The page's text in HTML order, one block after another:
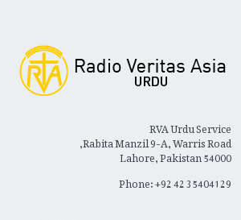
RVA Urdu Service
Rabita Manzil 9-A, Warris Road,
Lahore, Pakistan 54000
Phone: +92 42 35404129